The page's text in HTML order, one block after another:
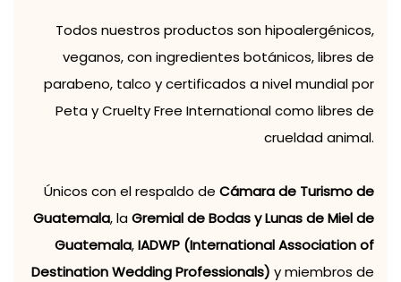
Todos nuestros productos son hipoalergénicos,
veganos, con ingredientes botánicos, libres de
parabeno, talco y certificados a nivel mundial por
Peta y Cruelty Free International como libres de
crueldad animal.
Únicos con el respaldo de Cámara de Turismo de
Guatemala, laGremial de Bodas y Lunas de Miel de
Guatemala,IADWP (International Association of
Destination Wedding Professionals) y miembros de